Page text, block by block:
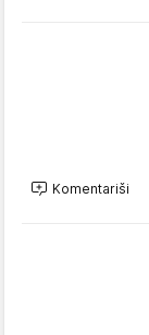
Komentariši